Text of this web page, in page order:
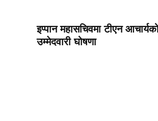
इप्पान महासचिवमा टीएन
उम्मेदवारी घोषणा